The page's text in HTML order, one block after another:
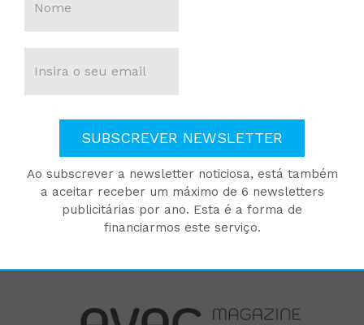
SUBSCREVER NEWSLETTER
Ao subscrever a newsletter noticiosa, está também
a aceitar receber um máximo de 6 newsletters
publicitárias por ano. Esta é a forma de
financiarmos este serviço.